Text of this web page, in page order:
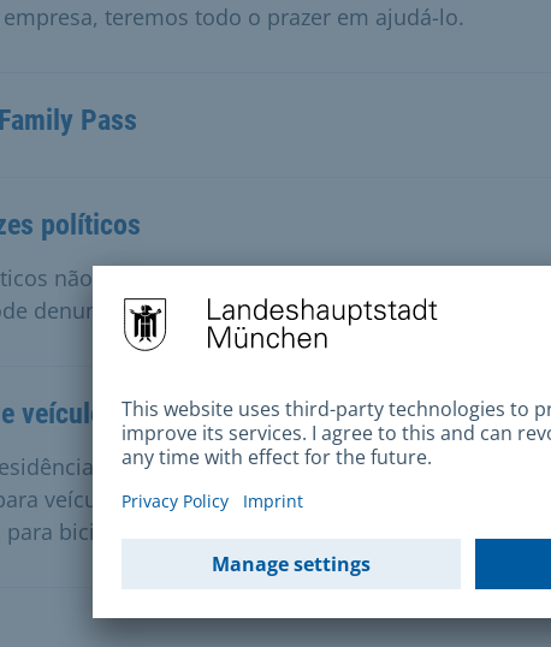
teremos todo o prazer em ajudá-lo.
Pass
políticos
não autorizados ou que ponham em perigo o
denunciá-los aqui.
veículos com impacto neutro no clima
ou sede da empresa em Munique, o
veículos eléctricos ligeiros, pedelecs de carga,
bicicletas.